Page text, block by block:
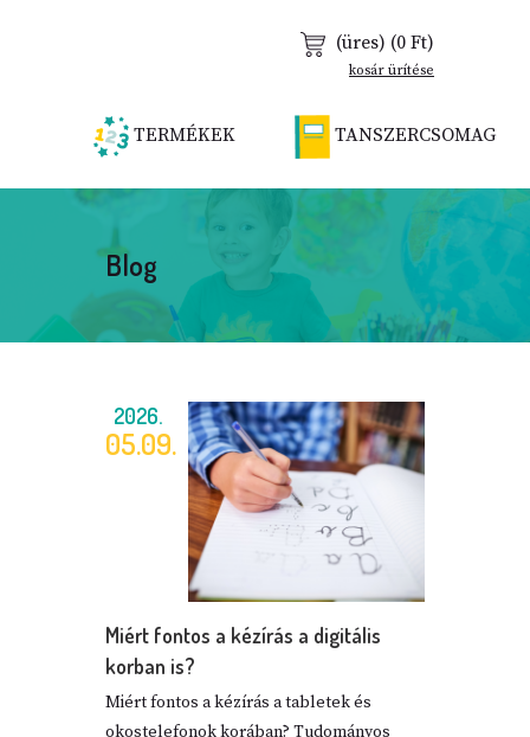
(üres) (0 Ft)
kosár ürítése
TERMÉKEK TANSZERCSOMAG
Blog
2026.
05.09.
Miért fontos a kézírás a digitális
korban is?
Miért fontos a kézírás a tabletek és
okostelefonok korában? Tudományos